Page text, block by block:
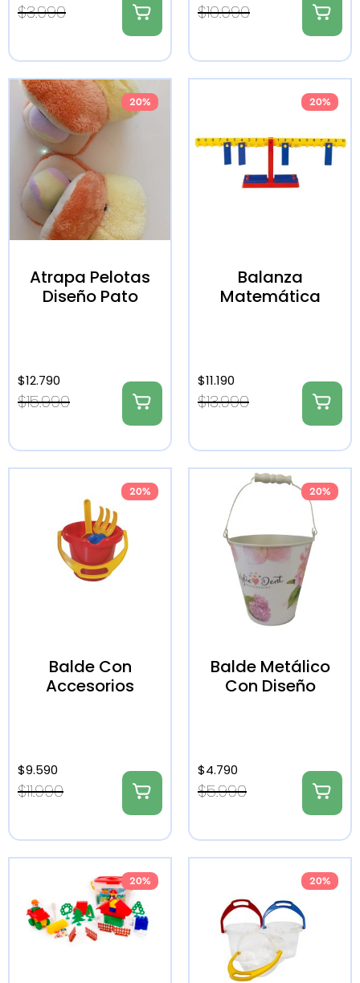
$3.990 $10.990
20%
Atrapa Pelotas
Diseño Pato
$15.990
$12.790
20%
Balanza
Matemática
$13.990
$11.190
20%
Balde Con
Accesorios
$11.990
$9.590
20%
Balde Metálico
Con Diseño
$5.990
$4.790
20% 20%